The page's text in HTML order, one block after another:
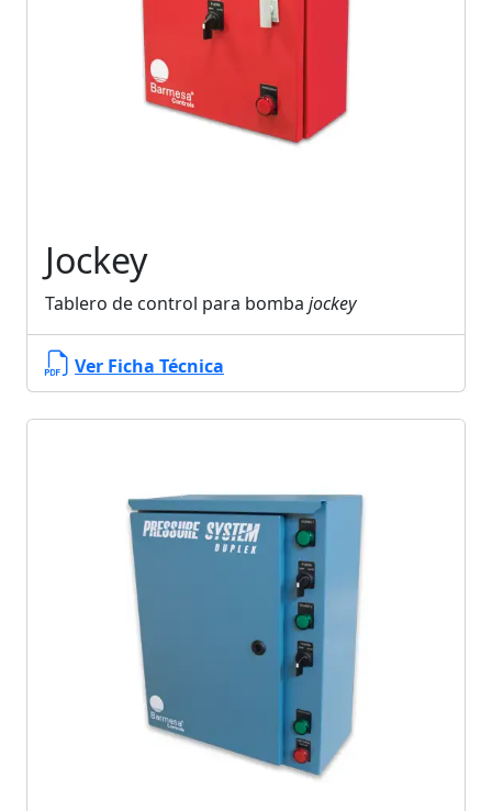
Jockey
Tablero de control para bomba jockey
Ver Ficha Técnica